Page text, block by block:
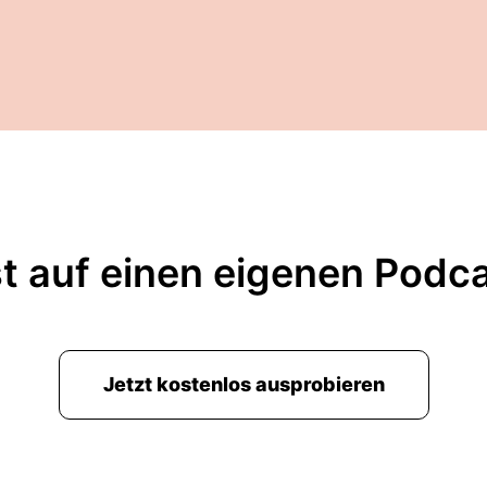
auf einen eigenen
Jetzt kostenlos ausprobieren